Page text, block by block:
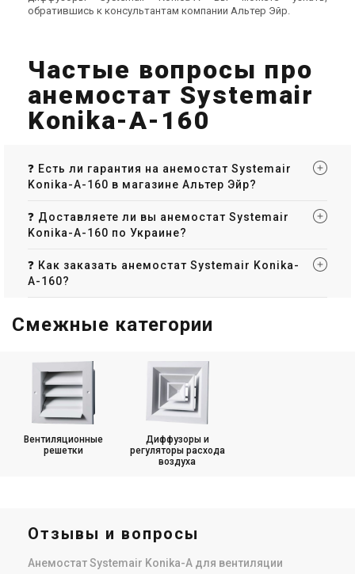
обратившись к консультантам компании Альтер Эйр.
Частые вопросы про
анемостат Systemair
Konika-A-160
❓ Есть ли гарантия на анемостат Systemair
Konika-A-160 в магазине Альтер Эйр?
❓ Доставляете ли вы анемостат Systemair
Konika-A-160 по Украине?
❓ Как заказать анемостат Systemair Konika-
A-160?
Смежные категории
Вентиляционные
решетки
Диффузоры и
регуляторы расхода
воздуха
Отзывы и вопросы
Анемостат Systemair Konika-A для вентиляции